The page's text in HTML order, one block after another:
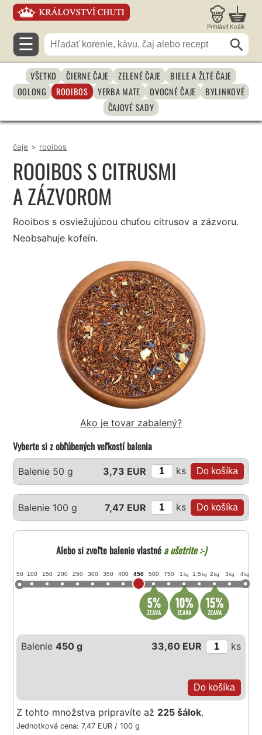
Prihlásiť Košík
☰
VŠETKO ČIERNE ČAJE ZELENÉ ČAJE
BIELE A ŽLTÉ ČAJE
OOLONG
ROOIBOS YERBA MATE OVOCNÉ ČAJE
BYLINKOVÉ
ČAJOVÉ SADY
čaje > rooibos
ROOIBOS S CITRUSMI
A ZÁZVOROM
Rooibos s osviežujúcou chuťou citrusov a zázvoru.
Neobsahuje kofeín.
Ako je tovar zabalený?
Vyberte si z obľúbených veľkostí balenia
Balenie 50 g 3,73 EUR ks
Balenie 100 g 7,47 EUR ks
Alebo si zvoľte balenie vlastnéa ušetrite :-)
50 100 150 200 250 300 350 400 450 500 750 1 kg 1,5 kg 2 kg 3 kg 4kg
Balenie450 g 33,60 EUR ks
Z tohto množstva pripravíte až 225 šálok.
Jednotková cena: 7,47 EUR / 100 g